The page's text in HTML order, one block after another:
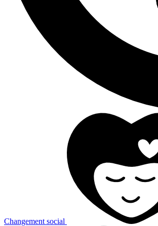
Changement social